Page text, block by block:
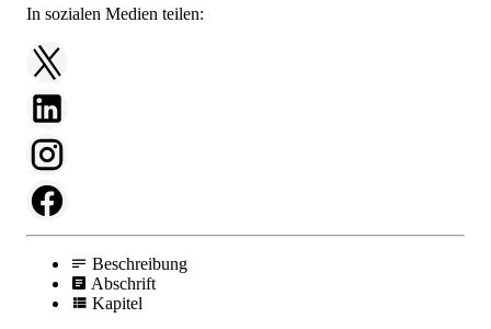
In sozialen Medien teilen:
Beschreibung
Abschrift
Kapitel